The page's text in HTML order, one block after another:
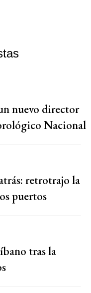
nuevo director
Nacional
retrotrajo la
puertos
tras la